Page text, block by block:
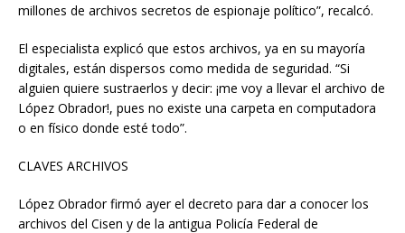
millones de archivos secretos de espionaje político”, recalcó.
El especialista explicó que estos archivos, ya en su mayoría
digitales, están dispersos como medida de seguridad. “Si
alguien quiere sustraerlos y decir: ¡me voy a llevar el archivo de
López Obrador!, pues no existe una carpeta en computadora
o en físico donde esté todo”.
CLAVES ARCHIVOS
López Obrador firmó ayer el decreto para dar a conocer los
archivos del Cisen y de la antigua Policía Federal de